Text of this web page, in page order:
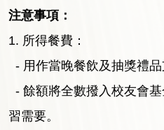
注意事項：
1. 所得餐費：
- 用作當晚餐飲及抽獎禮品
- 餘額將全數撥入校友會
習需要。